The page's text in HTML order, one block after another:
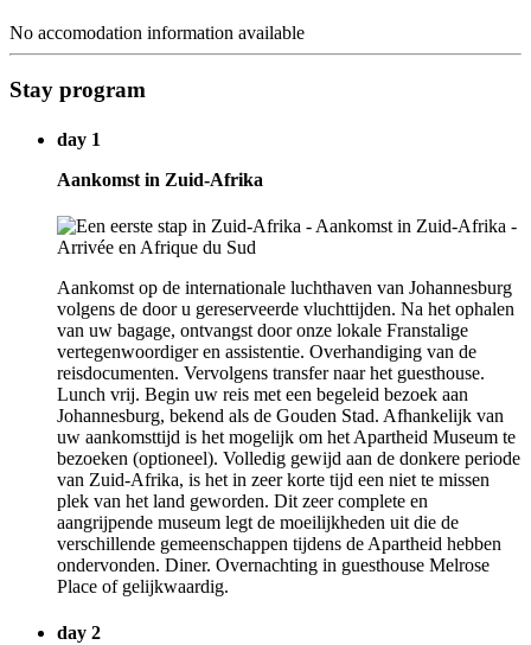
No accomodation information available
Stay program
day 1
Aankomst in Zuid-Afrika
Aankomst op de internationale luchthaven van Johannesburg
volgens de door u gereserveerde vluchttijden. Na het ophalen
van uw bagage, ontvangst door onze lokale Franstalige
vertegenwoordiger en assistentie. Overhandiging van de
reisdocumenten. Vervolgens transfer naar het guesthouse.
Lunch vrij. Begin uw reis met een begeleid bezoek aan
Johannesburg, bekend als de Gouden Stad. Afhankelijk van
uw aankomsttijd is het mogelijk om het Apartheid Museum te
bezoeken (optioneel). Volledig gewijd aan de donkere periode
van Zuid-Afrika, is het in zeer korte tijd een niet te missen
plek van het land geworden. Dit zeer complete en
aangrijpende museum legt de moeilijkheden uit die de
verschillende gemeenschappen tijdens de Apartheid hebben
ondervonden. Diner. Overnachting in guesthouse Melrose
Place of gelijkwaardig.
day 2